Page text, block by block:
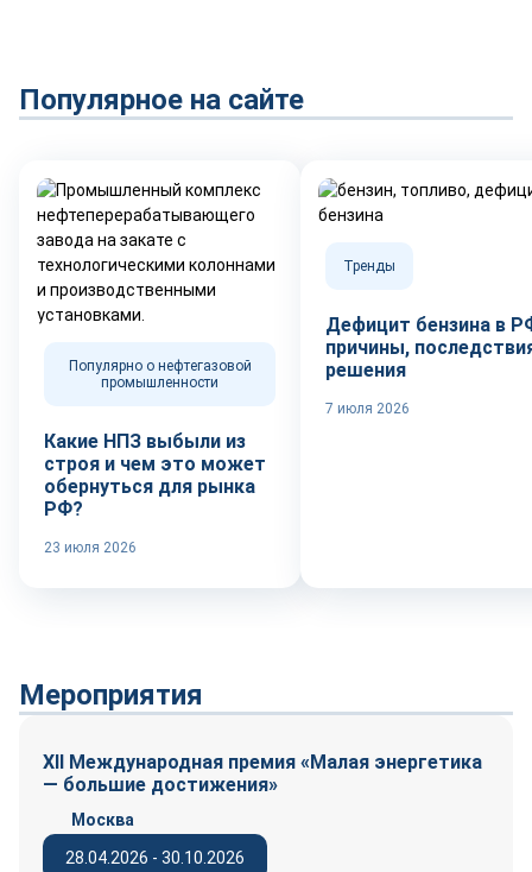
Популярное на сайте
Популярно о нефтегазовой
промышленности
Какие НПЗ выбыли из
строя и чем это может
обернуться для рынка
РФ?
23 июля 2026
Тренды
Дефицит бензина в
причины,
решения
7 июля 2026
Мероприятия
XII Международная премия «Малая энергетика
— большие достижения»
28.04.2026 - 30.10.2026
Москва